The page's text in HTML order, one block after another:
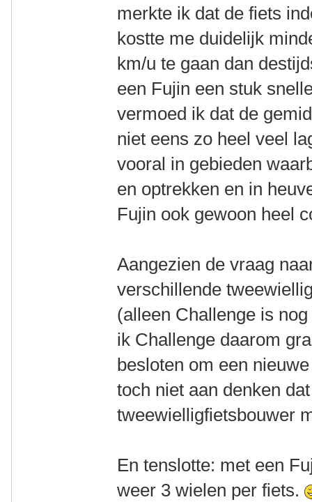
merkte ik dat de fiets
kostte me duidelijk
km/u te gaan dan
een Fujin een stuk
vermoed ik dat de
niet eens zo heel veel
vooral in gebieden
en optrekken en in
Fujin ook gewoon heel
Aangezien de vraag
verschillende
(alleen Challenge is
ik Challenge daarom
besloten om een
toch niet aan denken
tweewielligfietsbouwer
En tenslotte: met een
weer 3 wielen per fiets.